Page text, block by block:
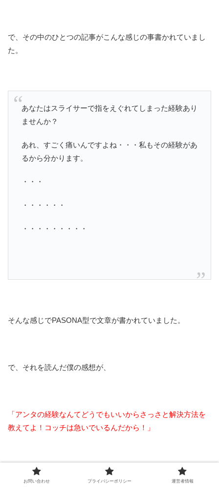
で、その中のひとつの記事がこんな感じの事書かれていまし
た。
あなたはスライサーで指をえぐれてしまった経験あり
ませんか？
あれ、すごく痛いんですよね・・・私もその経験があ
るから分かります。
・・・
・・・・・・
・・・・・・・・・
そんな感じでPASONA型で文章が書かれていました。
で、それを読んだ僕の感想が、
「アンタの経験なんてどうでもいいからさっさと解決方法を
教えてよ！コッチは急いでいるんだから！」
というもの。
お問い合わせ プライバシーポリシー 運営者情報